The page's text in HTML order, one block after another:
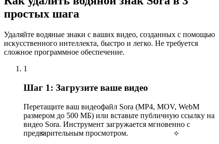
✧ ✧
простых шага
Удаляйте водяные знаки с ваших видео, созданных с помощью
искусственного интеллекта, быстро и легко. Не требуется
сложное программное обеспечение.
1
Шаг 1: Загрузите ваше видео
Перетащите ваш видеофайл Sora (MP4, MOV, WebM
размером до 500 МБ) или вставьте публичную ссылку на
видео Sora. Инструмент загружается мгновенно с
предварительным просмотром.